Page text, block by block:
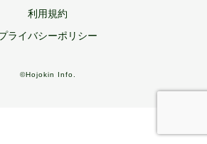
利用規約
ライバシーポリシー
©Hojokin Info.